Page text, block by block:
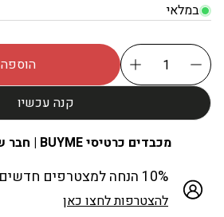
במלאי
קנה עכשיו
מכבדים כרטיסי BUYME | חבר שחור | הייטקזון
10% הנחה למצטרפים חדשים למועדון
להצטרפות לחצו כאן